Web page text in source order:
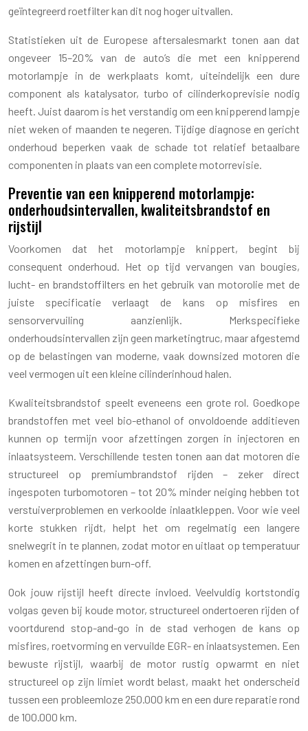
geïntegreerd roetfilter kan dit nog hoger uitvallen.
Statistieken uit de Europese aftersalesmarkt tonen aan dat
ongeveer 15–20% van de auto’s die met een knipperend
motorlampje in de werkplaats komt, uiteindelijk een dure
component als katalysator, turbo of cilinderkoprevisie nodig
heeft. Juist daarom is het verstandig om een knipperend lampje
niet weken of maanden te negeren. Tijdige diagnose en gericht
onderhoud beperken vaak de schade tot relatief betaalbare
componenten in plaats van een complete motorrevisie.
Preventie van een knipperend motorlampje:
onderhoudsintervallen, kwaliteitsbrandstof en
rijstijl
Voorkomen dat het motorlampje knippert, begint bij
consequent onderhoud. Het op tijd vervangen van bougies,
lucht- en brandstoffilters en het gebruik van motorolie met de
juiste specificatie verlaagt de kans op misfires en
sensorvervuiling aanzienlijk. Merkspecifieke
onderhoudsintervallen zijn geen marketingtruc, maar afgestemd
op de belastingen van moderne, vaak downsized motoren die
veel vermogen uit een kleine cilinderinhoud halen.
Kwaliteitsbrandstof speelt eveneens een grote rol. Goedkope
brandstoffen met veel bio-ethanol of onvoldoende additieven
kunnen op termijn voor afzettingen zorgen in injectoren en
inlaatsysteem. Verschillende testen tonen aan dat motoren die
structureel op premiumbrandstof rijden – zeker direct
ingespoten turbomotoren – tot 20% minder neiging hebben tot
verstuiverproblemen en verkoolde inlaatkleppen. Voor wie veel
korte stukken rijdt, helpt het om regelmatig een langere
snelwegrit in te plannen, zodat motor en uitlaat op temperatuur
komen en afzettingen burn-off.
Ook jouw rijstijl heeft directe invloed. Veelvuldig kortstondig
volgas geven bij koude motor, structureel ondertoeren rijden of
voortdurend stop-and-go in de stad verhogen de kans op
misfires, roetvorming en vervuilde EGR- en inlaatsystemen. Een
bewuste rijstijl, waarbij de motor rustig opwarmt en niet
structureel op zijn limiet wordt belast, maakt het onderscheid
tussen een probleemloze 250.000 km en een dure reparatie rond
de 100.000 km.